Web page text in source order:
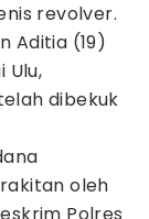
revolver.
Aditia (19)
Ulu,
dibekuk
oleh